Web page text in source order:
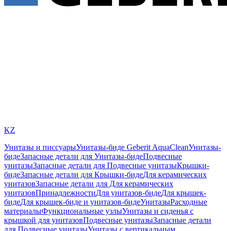
KZ
Унитазы и писсуарыУнитазы-биде Geberit AquaCleanУнитазы-
бидеЗапасные детали для Унитазы-бидеПодвесные
унитазыЗапасные детали для Подвесные унитазыКрышки-
бидеЗапасные детали для Крышки-бидеДля керамических
унитазовЗапасные детали для Для керамических
унитазовПринадлежностиДля унитазов-бидеДля крышек-
бидеДля крышек-биде и унитазов-бидеУнитазыРасходные
материалыФункциональные узлыУнитазы и сиденья с
крышкой для унитазовПодвесные унитазыЗапасные детали
для Подвесные унитазыУнитазы с вертикальным